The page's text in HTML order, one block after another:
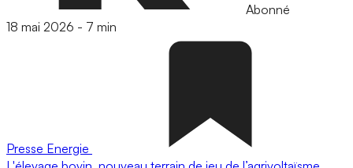
Abonné
18 mai 2026 - 7 min
Presse Energie